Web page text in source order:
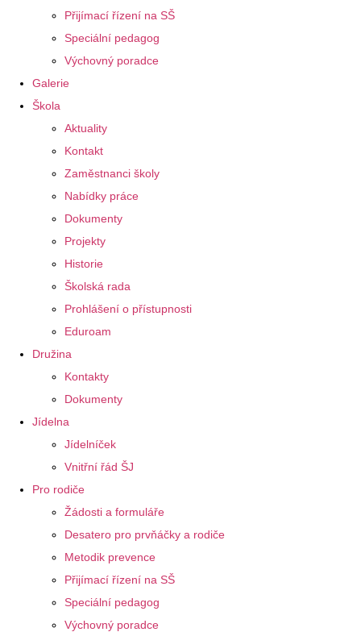
Přijímací řízení na SŠ
Speciální pedagog
Výchovný poradce
Galerie
Škola
Aktuality
Kontakt
Zaměstnanci školy
Nabídky práce
Dokumenty
Projekty
Historie
Školská rada
Prohlášení o přístupnosti
Eduroam
Družina
Kontakty
Dokumenty
Jídelna
Jídelníček
Vnitřní řád ŠJ
Pro rodiče
Žádosti a formuláře
Desatero pro prvňáčky a rodiče
Metodik prevence
Přijímací řízení na SŠ
Speciální pedagog
Výchovný poradce